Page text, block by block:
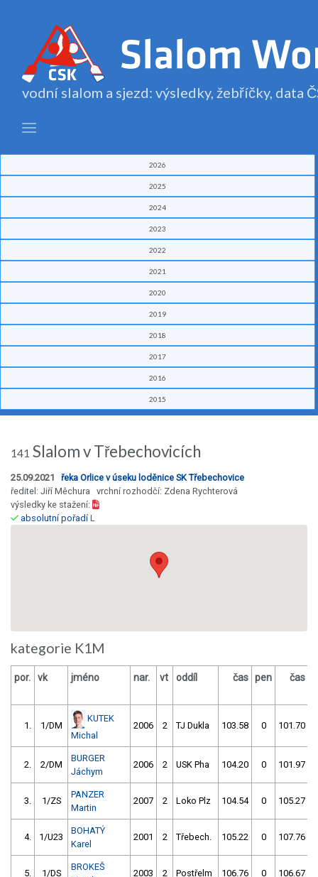
vodní slalom a sjezd: výsledky, žebříčky, data
2026
2025
2024
2023
2022
2021
2020
2019
2018
2017
2016
2015
141 Slalom v Třebechovicích
25.09.2021 řeka Orlice v úseku loděnice SK Třebechovice
ředitel: Jiří Měchura vrchní rozhodčí: Zdena Rychterová
výsledky ke stažení:
absolutní pořadíL
kategorie K1M
por. vk jméno nar. vt oddíl čas pen čas
1. 1/DM
KUTEK
Michal
2006 2 TJ Dukla 103.58 0 101.70
2. 2/DM
BURGER
Jáchym
2006 2 USK Pha 104.20 0 101.97
3. 1/ZS
PANZER
Martin
2007 2 Loko Plz 104.54 0 105.27
4. 1/U23
BOHATÝ
Karel
2001 2 Třebech. 105.22 0 107.76
5. 1/DS
BROKEŠ
2003 2 Postřelm 106.76 0 106.67